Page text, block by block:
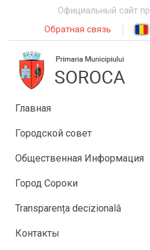
Официальный сайт
Обратная связь
Главная
Городской совет
Общественная Информация
Город Сороки
Transparența decizională
Контакты